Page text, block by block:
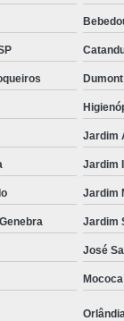
Dumont
Jardim
Jardim
Jardim
Jardim
José
Mococa
Orlândia